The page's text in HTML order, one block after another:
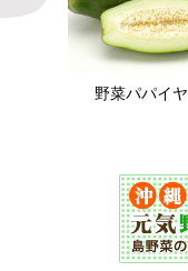
野菜パパイヤ